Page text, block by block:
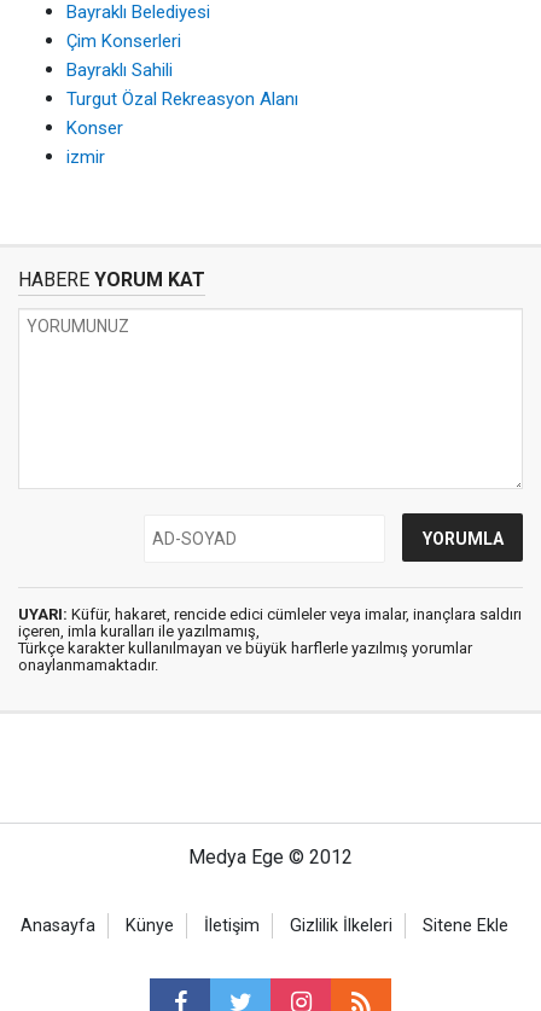
Bayraklı Belediyesi
Çim Konserleri
Bayraklı Sahili
Turgut Özal Rekreasyon Alanı
Konser
izmir
HABERE YORUM KAT
UYARI: Küfür, hakaret, rencide edici cümleler veya imalar, inançlara saldırı
içeren, imla kuralları ile yazılmamış,
Türkçe karakter kullanılmayan ve büyük harflerle yazılmış yorumlar
onaylanmamaktadır.
Medya Ege © 2012
Anasayfa Künye İletişim Gizlilik İlkeleri Sitene Ekle